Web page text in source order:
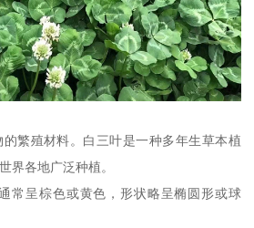
繁殖材料。白三叶是一种多年生草本植
界各地广泛种植。
常呈棕色或黄色，形状略呈椭圆形或球